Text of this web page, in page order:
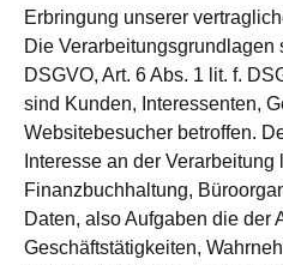
Erbringung unserer
Die Verarbeitungsgrundlagen
DSGVO, Art. 6 Abs. 1 lit. f.
sind Kunden, Interessenten,
Websitebesucher betroffen.
Interesse an der
Finanzbuchhaltung,
Daten, also Aufgaben die der
Geschäftstätigkeiten,